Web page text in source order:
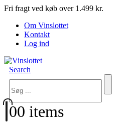
Fri fragt ved køb over 1.499 kr.
Om Vinslottet
Kontakt
Log ind
Search
00 items